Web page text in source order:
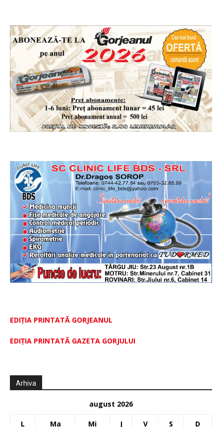
EDIȚIA PRINTATĂ GORJEANUL
EDIŢIA PRINTATĂ GAZETA GORJULUI
Arhiva
august 2026
L Ma Mi J V S D